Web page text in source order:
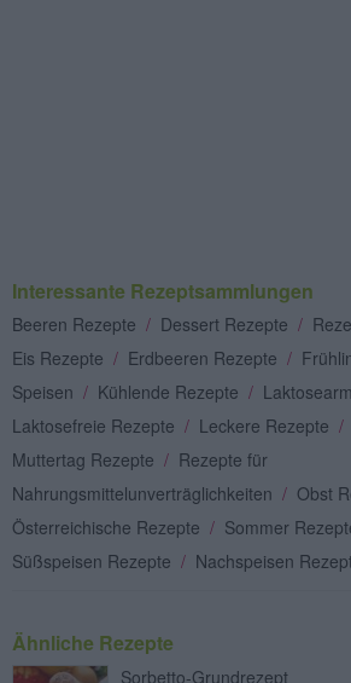
Interessante Rezeptsammlungen
Beeren Rezepte / Dessert Rezepte /
Eis Rezepte / Erdbeeren Rezepte /
Speisen / Kühlende Rezepte /
Laktosefreie Rezepte / Leckere Rezepte /
Muttertag Rezepte / Rezepte für
Nahrungsmittelunverträglichkeiten / Obst
Österreichische Rezepte / Sommer
Süßspeisen Rezepte / Nachspeisen
Ähnliche Rezepte
Sorbetto-Grundrezept